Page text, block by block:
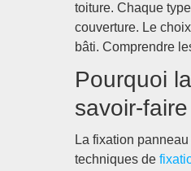
toiture. Chaque
couverture. Le
bâti. Comprendre
Pourquoi
savoir-
La fixation
techniques de